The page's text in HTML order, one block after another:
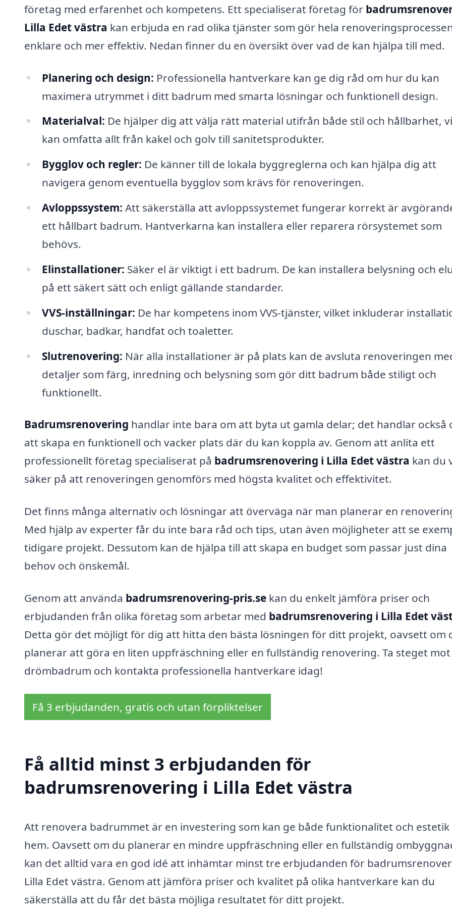
företag med erfarenhet och kompetens. Ett specialiserat företag för
Lilla Edet västra kan erbjuda en rad olika tjänster som gör hela
enklare och mer effektiv. Nedan finner du en översikt över vad de kan hjälpa till med.
Planering och design: Professionella hantverkare kan ge dig råd om hur du kan
maximera utrymmet i ditt badrum med smarta lösningar och funktionell design.
Materialval: De hjälper dig att välja rätt material utifrån både stil och hållbarhet,
kan omfatta allt från kakel och golv till sanitetsprodukter.
Bygglov och regler: De känner till de lokala byggreglerna och kan hjälpa dig att
navigera genom eventuella bygglov som krävs för renoveringen.
Avloppssystem: Att säkerställa att avloppssystemet fungerar korrekt är
ett hållbart badrum. Hantverkarna kan installera eller reparera rörsystemet som
behövs.
Elinstallationer: Säker el är viktigt i ett badrum. De kan installera belysning och
på ett säkert sätt och enligt gällande standarder.
VVS-inställningar: De har kompetens inom VVS-tjänster, vilket inkluderar
duschar, badkar, handfat och toaletter.
Slutrenovering: När alla installationer är på plats kan de avsluta renoveringen
detaljer som färg, inredning och belysning som gör ditt badrum både stiligt och
funktionellt.
Badrumsrenovering handlar inte bara om att byta ut gamla delar; det handlar också
att skapa en funktionell och vacker plats där du kan koppla av. Genom att anlita ett
professionellt företag specialiserat på badrumsrenovering i Lilla Edet västra kan du
säker på att renoveringen genomförs med högsta kvalitet och effektivitet.
Det finns många alternativ och lösningar att överväga när man planerar en
Med hjälp av experter får du inte bara råd och tips, utan även möjligheter att se
tidigare projekt. Dessutom kan de hjälpa till att skapa en budget som passar just dina
behov och önskemål.
Genom att använda badrumsrenovering-pris.se kan du enkelt jämföra priser och
erbjudanden från olika företag som arbetar med badrumsrenovering i Lilla Edet
Detta gör det möjligt för dig att hitta den bästa lösningen för ditt projekt, oavsett om
planerar att göra en liten uppfräschning eller en fullständig renovering. Ta steget
drömbadrum och kontakta professionella hantverkare idag!
Få 3 erbjudanden, gratis och utan förpliktelser
Få alltid minst 3 erbjudanden för
badrumsrenovering i Lilla Edet västra
Att renovera badrummet är en investering som kan ge både funktionalitet och
hem. Oavsett om du planerar en mindre uppfräschning eller en fullständig
kan det alltid vara en god idé att inhämtar minst tre erbjudanden för
Lilla Edet västra. Genom att jämföra priser och kvalitet på olika hantverkare kan du
säkerställa att du får det bästa möjliga resultatet för ditt projekt.